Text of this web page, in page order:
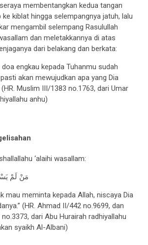
membentangkan kedua tangan
kiblat hingga selempangnya jatuh, lalu
mengambil selempang Rasulullah
dan meletakkannya di atas
dari belakang dan berkata:
doa engkau kepada Tuhanmu sudah
akan mewujudkan apa yang Dia
Muslim III/1383 no.1763, dari Umar
anhu)
‘alaihi wasallam:
مَنْ لَمْ
mau meminta kepada Allah, niscaya Dia
(HR. Ahmad II/442 no.9699, dan
dari Abu Hurairah radhiyallahu
syaikh Al-Albani)